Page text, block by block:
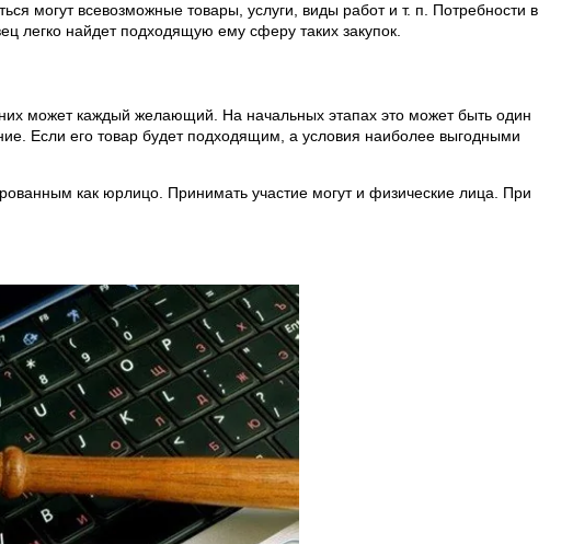
могут всевозможные товары, услуги, виды работ и т. п. Потребности в
легко найдет подходящую ему сферу таких закупок.
может каждый желающий. На начальных этапах это может быть один
Если его товар будет подходящим, а условия наиболее выгодными
как юрлицо. Принимать участие могут и физические лица. При